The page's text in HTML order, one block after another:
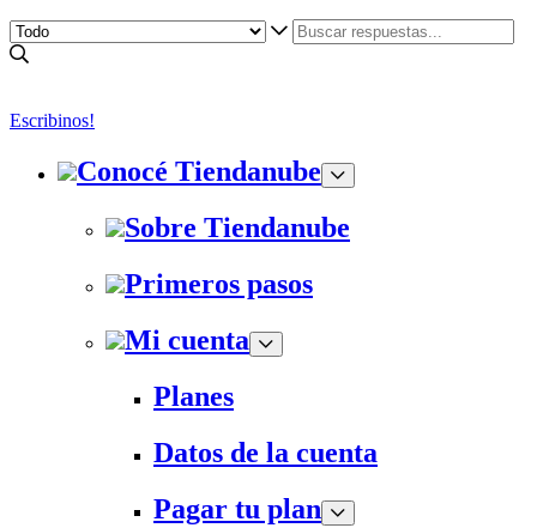
Escribinos!
Conocé Tiendanube
Sobre Tiendanube
Primeros pasos
Mi cuenta
Planes
Datos de la cuenta
Pagar tu plan